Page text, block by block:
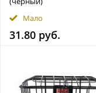
Мало
31.80 руб.